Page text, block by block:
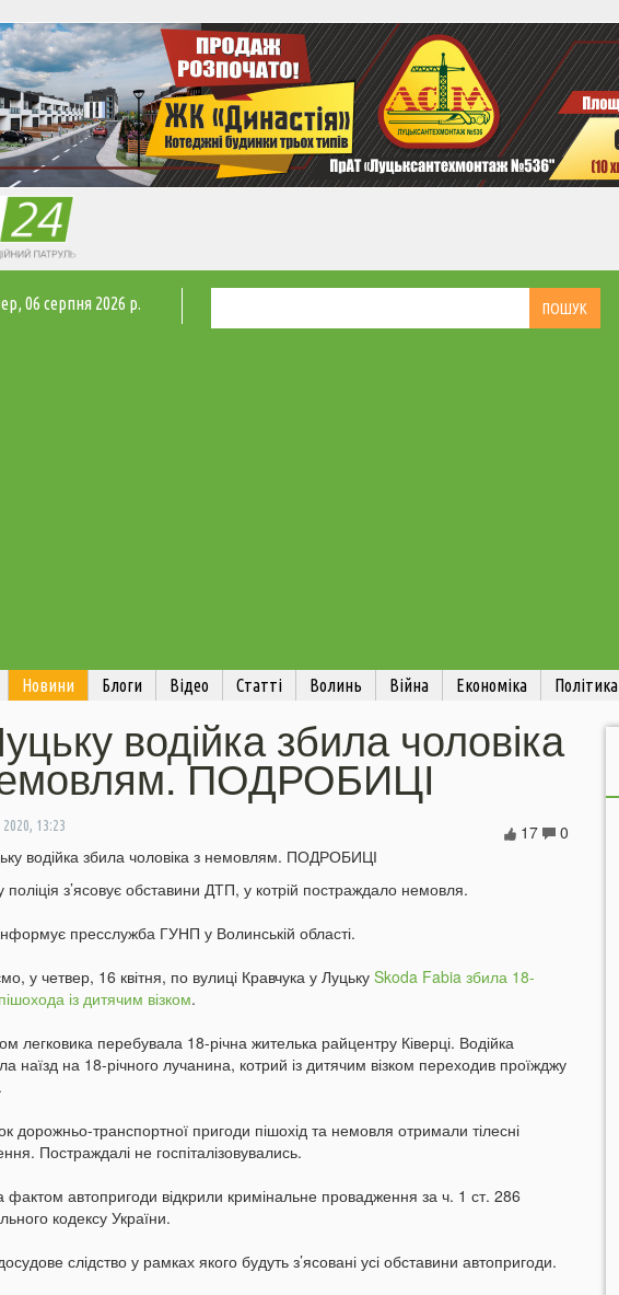
, 06 серпня 2026 р.
Новини Блоги Відео Статті Волинь Війна Економіка Політика
водійка збила чоловіка
ПОДРОБИЦІ
13:23 0
17
поліція з’ясовує обставини ДТП, у котрій постраждало немовля.
пресслужба ГУНП у Волинській області.
у четвер, 16 квітня, по вулиці Кравчука у Луцьку Skoda Fabia збила 18-
із дитячим візком.
легковика перебувала 18-річна жителька райцентру Ківерці. Водійка
наїзд на 18-річного лучанина, котрий із дитячим візком переходив проїжджу
дорожньо-транспортної пригоди пішохід та немовля отримали тілесні
Постраждалі не госпіталізовувались.
фактом автопригоди відкрили кримінальне провадження за ч. 1 ст. 286
кодексу України.
слідство у рамках якого будуть з’ясовані усі обставини автопригоди.